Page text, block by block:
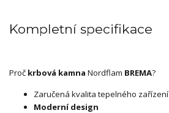
Kompletní specifikace
Proč krbová kamna Nordflam BREMA?
Zaručená kvalita tepelného zařízení
Moderní design